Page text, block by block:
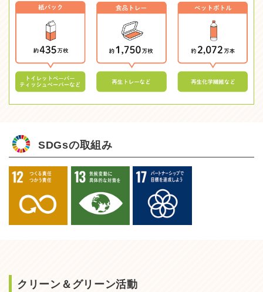
SDGsの取組み
クリーン＆グリーン活動